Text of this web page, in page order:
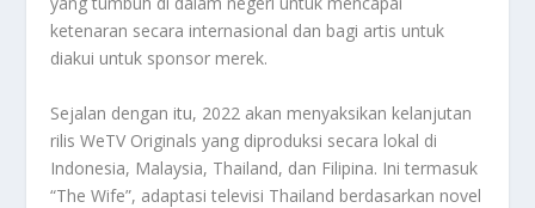
ketenaran secara internasional dan bagi artis untuk
diakui untuk sponsor merek.
Sejalan dengan itu, 2022 akan menyaksikan kelanjutan
rilis WeTV Originals yang diproduksi secara lokal di
Indonesia, Malaysia, Thailand, dan Filipina. Ini termasuk
“The Wife”, adaptasi televisi Thailand berdasarkan novel